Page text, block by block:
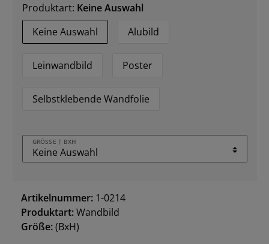
Produktart: Keine Auswahl
Keine Auswahl
Alubild
Leinwandbild Poster
Selbstklebende Wandfolie
GRÖSSE | BXH
Artikelnummer: 1-0214
Produktart:Wandbild
Größe:(BxH)